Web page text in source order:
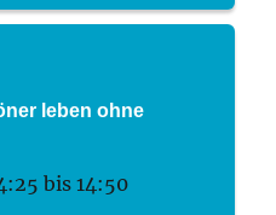
leben ohne
bis14:50